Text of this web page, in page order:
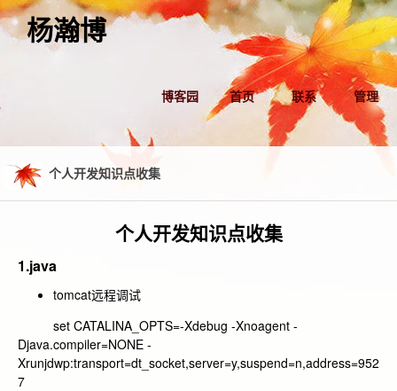
杨瀚博
博客园 首页 联系 管理
个人开发知识点收集
个人开发知识点收集
1.java
tomcat远程调试
set CATALINA_OPTS=-Xdebug -Xnoagent -
Djava.compiler=NONE -
Xrunjdwp:transport=dt_socket,server=y,suspend=n,address=952
7